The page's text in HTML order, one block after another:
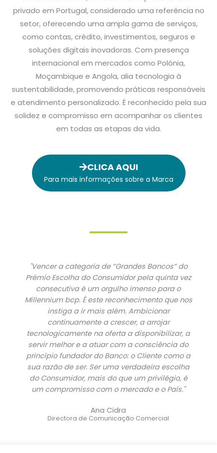
privado em Portugal, considerado uma referência no
setor, oferecendo uma ampla gama de serviços,
como contas, crédito, investimentos, seguros e
soluções digitais inovadoras. Com presença
internacional em mercados como Polónia,
Moçambique e Angola, alia tecnologia à
sustentabilidade, promovendo práticas responsáveis
e atendimento personalizado. É reconhecido pela sua
solidez e compromisso em acompanhar os clientes
em todas as etapas da vida.
CLICA AQUI
Para mais informações sobre a Marca
"Vencer a categoria de “Grandes Bancos” do
Prémio Escolha do Consumidor pela quinta vez
consecutiva é um orgulho imenso para o
Millennium bcp. É este reconhecimento que nos
instiga a ir mais além. Ambicionar
continuamente a crescer, a arrojar
tecnologicamente na oferta a disponibilizar, a
servir melhor e a atuar com a consciência do
princípio fundador do Banco: o Cliente como a
sua razão de ser. Ser uma verdadeira escolha
do Consumidor, mais do que um privilégio, é
um compromisso com o mercado e o País."
Ana Cidra
Directora de Comunicação Comercial